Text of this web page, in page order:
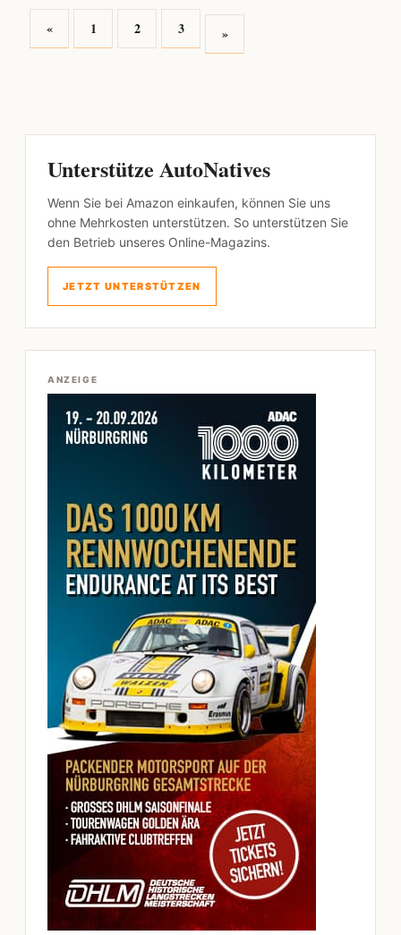
« 1 2 3 »
Unterstütze AutoNatives
Wenn Sie bei Amazon einkaufen, können Sie uns
ohne Mehrkosten unterstützen. So unterstützen Sie
den Betrieb unseres Online-Magazins.
JETZT UNTERSTÜTZEN
ANZEIGE